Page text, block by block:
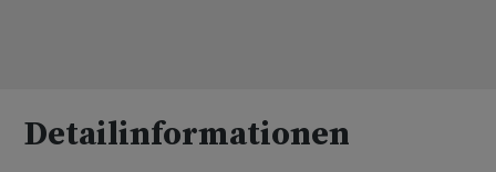
Detailinformationen